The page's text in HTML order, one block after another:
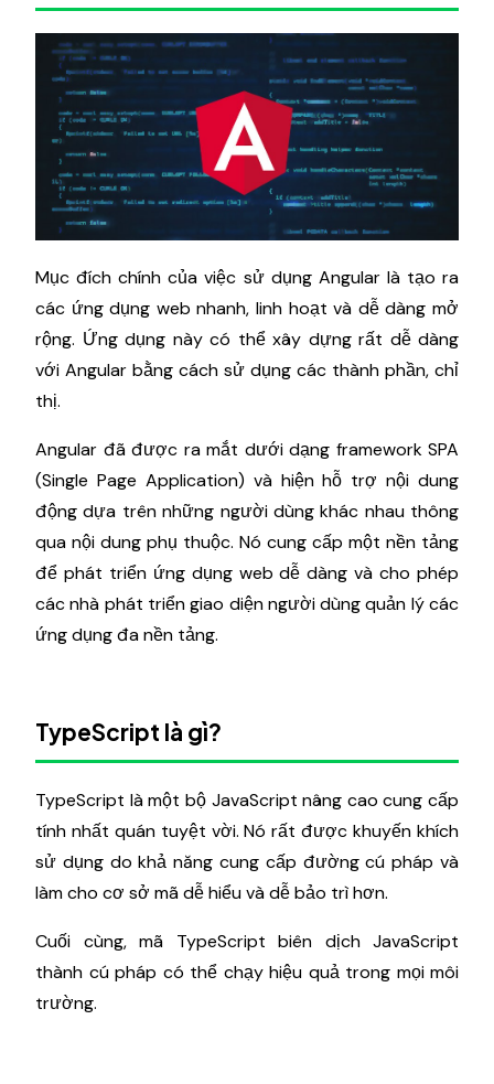
Mục đích chính của việc sử dụng Angular là tạo ra
các ứng dụng web nhanh, linh hoạt và dễ dàng mở
rộng. Ứng dụng này có thể xây dựng rất dễ dàng
với Angular bằng cách sử dụng các thành phần, chỉ
thị.
Angular đã được ra mắt dưới dạng framework SPA
(Single Page Application) và hiện hỗ trợ nội dung
động dựa trên những người dùng khác nhau thông
qua nội dung phụ thuộc. Nó cung cấp một nền tảng
để phát triển ứng dụng web dễ dàng và cho phép
các nhà phát triển giao diện người dùng quản lý các
ứng dụng đa nền tảng.
TypeScript là gì?
TypeScript là một bộ JavaScript nâng cao cung cấp
tính nhất quán tuyệt vời. Nó rất được khuyến khích
sử dụng do khả năng cung cấp đường cú pháp và
làm cho cơ sở mã dễ hiểu và dễ bảo trì hơn.
Cuối cùng, mã TypeScript biên dịch JavaScript
thành cú pháp có thể chạy hiệu quả trong mọi môi
trường.